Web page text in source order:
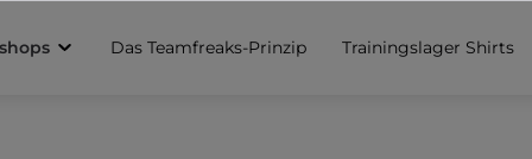
Das Teamfreaks-Prinzip Trainingslager Shirts